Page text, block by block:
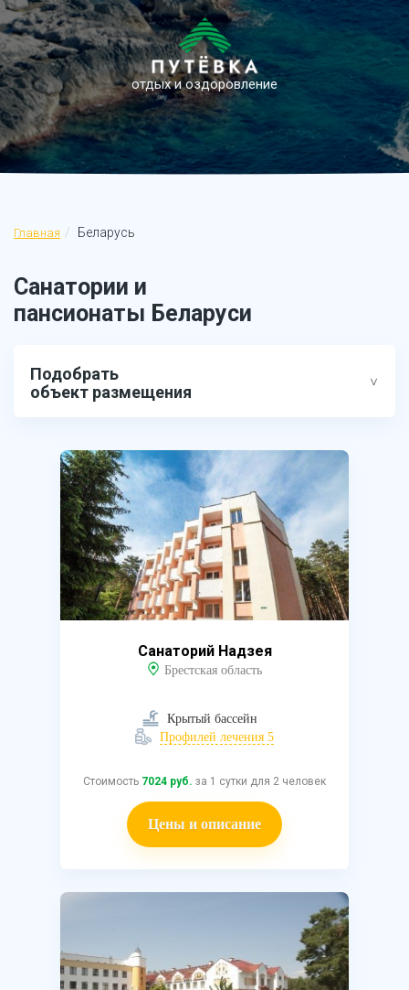
отдых и оздоровление
Главная Беларусь
Санатории и
пансионаты Беларуси
Подобрать
объект размещения
Санаторий Надзея
Брестская область
Крытый бассейн
Профилей лечения 5
Стоимость 7024 руб. за 1 сутки для 2 человек
Цены и описание